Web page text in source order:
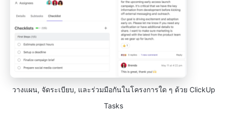
วางแผน, จัดระเบียบ, และร่วมมือกันในโครงการใด ๆ ด้วย ClickUp
Tasks